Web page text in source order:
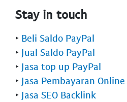
Stay in touch
‣ Beli Saldo PayPal
‣ Jual Saldo PayPal
‣ Jasa top up PayPal
‣ Jasa Pembayaran
‣ Jasa SEO Backlink